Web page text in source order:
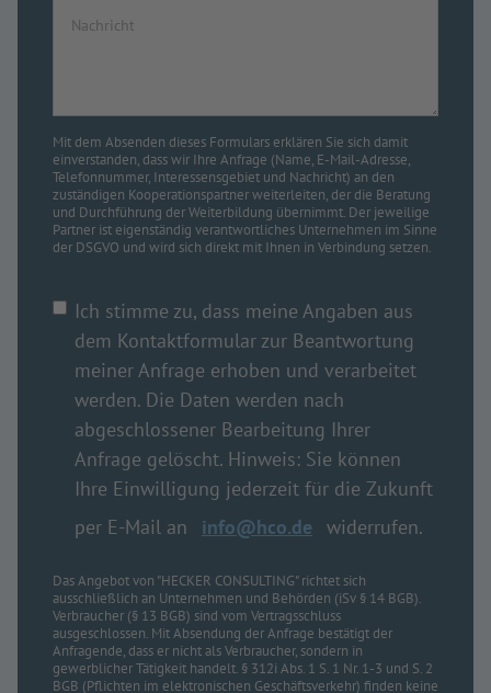
Mit dem Absenden dieses Formulars erklären Sie sich damit
einverstanden, dass wir Ihre Anfrage (Name, E-Mail-Adresse,
Telefonnummer, Interessensgebiet und Nachricht) an den
zuständigen Kooperationspartner weiterleiten, der die Beratung
und Durchführung der Weiterbildung übernimmt. Der jeweilige
Partner ist eigenständig verantwortliches Unternehmen im Sinne
der DSGVO und wird sich direkt mit Ihnen in Verbindung setzen.
Ich stimme zu, dass meine Angaben aus
dem Kontaktformular zur Beantwortung
meiner Anfrage erhoben und verarbeitet
werden. Die Daten werden nach
abgeschlossener Bearbeitung Ihrer
Anfrage gelöscht. Hinweis: Sie können
Ihre Einwilligung jederzeit für die Zukunft
per E-Mail an
info@hco.de widerrufen.
Das Angebot von "HECKER CONSULTING" richtet sich
ausschließlich an Unternehmen und Behörden (iSv § 14 BGB).
Verbraucher (§ 13 BGB) sind vom Vertragsschluss
ausgeschlossen. Mit Absendung der Anfrage bestätigt der
Anfragende, dass er nicht als Verbraucher, sondern in
gewerblicher Tätigkeit handelt. § 312i Abs. 1 S. 1 Nr. 1-3 und S. 2
BGB (Pflichten im elektronischen Geschäftsverkehr) finden keine